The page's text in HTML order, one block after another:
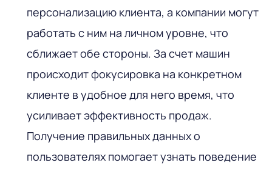
персонализацию клиента, а компании могут
работать с ним на личном уровне, что
сближает обе стороны. За счет машин
происходит фокусировка на конкретном
клиенте в удобное для него время, что
усиливает эффективность продаж.
Получение правильных данных о
пользователях помогает узнать поведение